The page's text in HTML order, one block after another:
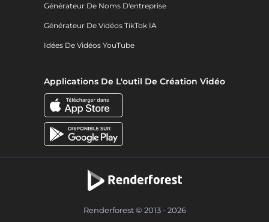
Générateur De Noms D'entreprise
Générateur De Vidéos TikTok IA
Idées De Vidéos YouTube
Applications De L'outil De Création Vidéo
Renderforest © 2013 - 2026